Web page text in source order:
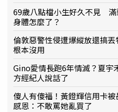
69歲八點檔小生好久不見 滿
身體怎麼了？
倫敦惡警性侵遭爆縱放還搞
根本沒用
Gino愛情長跑6年情滅？夏
方經紀人說話了
傻人有傻福！黃鐙輝信用卡
感恩：不敢罵她亂買了